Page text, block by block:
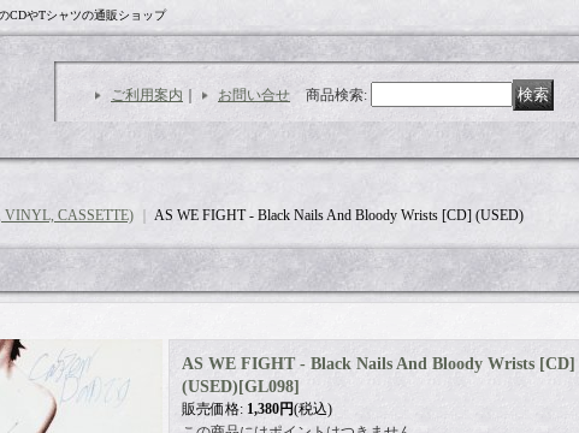
CDやTシャツの通販ショップ
ご利用案内 お問い合せ 商品検索:
VINYL, CASSETTE) AS WE FIGHT - Black Nails And Bloody Wrists [CD] (USED)
AS WE FIGHT - Black Nails And Bloody Wrists [CD]
(USED) [GL098]
販売価格: 1,380円(税込)